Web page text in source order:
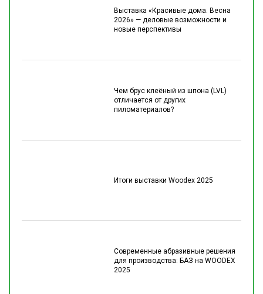
Выставка «Красивые дома. Весна
2026» — деловые возможности и
новые перспективы
Чем брус клеёный из шпона (LVL)
отличается от других
пиломатериалов?
Итоги выставки Woodex 2025
Современные абразивные решения
для производства: БАЗ на WOODEX
2025